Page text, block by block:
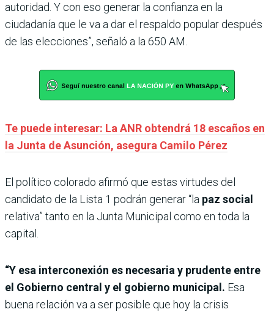
autoridad. Y con eso generar la confianza en la
ciudadanía que le va a dar el respaldo popular después
de las elecciones”, señaló a la 650 AM.
Te puede interesar: La ANR obtendrá 18 escaños en
la Junta de Asunción, asegura Camilo Pérez
El político colorado afirmó que estas virtudes del
candidato de la Lista 1 podrán generar “la paz social
relativa” tanto en la Junta Municipal como en toda la
capital.
“Y esa interconexión es necesaria y prudente entre
el Gobierno central y el gobierno municipal. Esa
buena relación va a ser posible que hoy la crisis